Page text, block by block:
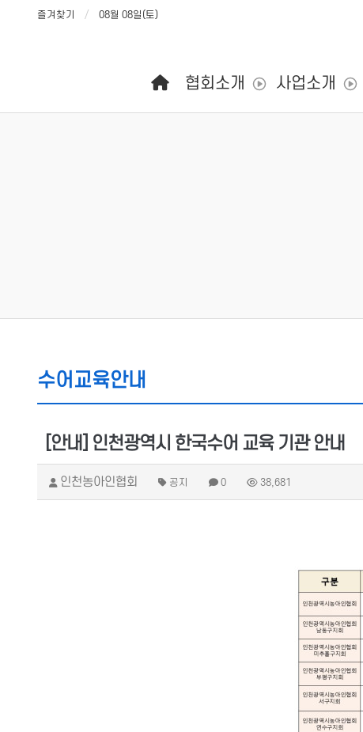
즐겨찾기 08월 08일(토)
협회소개 사업소개
수어교육안내
[안내] 인천광역시 한국수어 교육 기관 안내
인천농아인협회 공지 0 38,681